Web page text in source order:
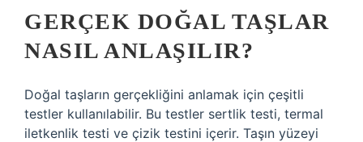
GERÇEK DOĞAL TAŞLAR
NASIL ANLAŞILIR?
Doğal taşların gerçekliğini anlamak için çeşitli
testler kullanılabilir. Bu testler sertlik testi, termal
iletkenlik testi ve çizik testini içerir. Taşın yüzeyi